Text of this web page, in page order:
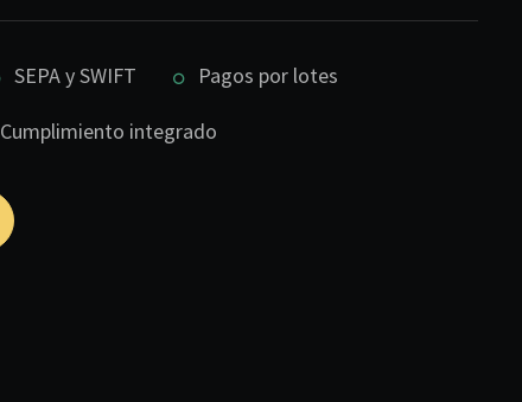
SEPA y SWIFT Pagos por lotes
Cumplimiento integrado